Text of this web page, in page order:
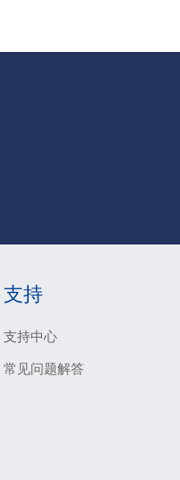
支持
支持中心
常见问题解答